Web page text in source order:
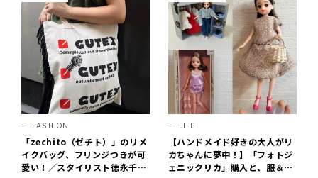
FASHION
「zechito（ゼチト）」のリメ
イクバッグ、フリンジつきが可
愛い！／スタイリスト徳永千夏
LIFE
【ハンドメイド好きの大人がリ
カちゃんに夢中！】「フォトジ
ェニックリカ」購入と、服＆ク